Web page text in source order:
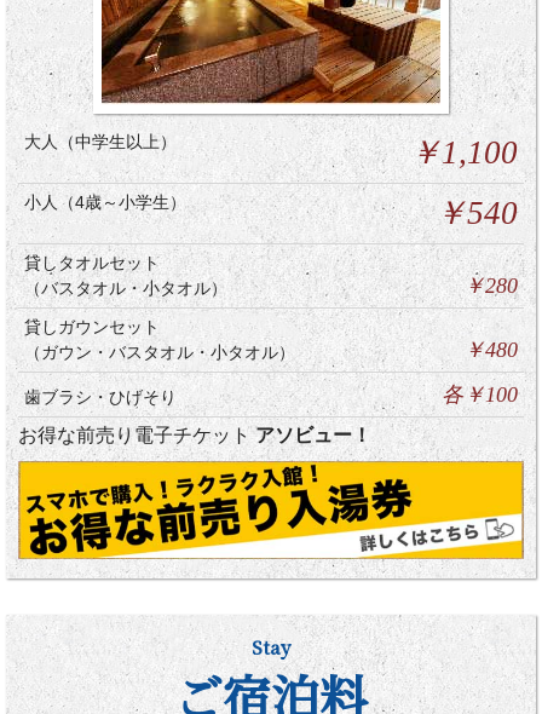
大人（中学生以上） ￥1,100
小人（4歳～小学生） ￥540
貸しタオルセット
（バスタオル・小タオル）
￥280
貸しガウンセット
（ガウン・バスタオル・小タオル）
￥480
歯ブラシ・ひげそり 各￥100
お得な前売り電子チケットアソビュー！
Stay
ご宿泊料